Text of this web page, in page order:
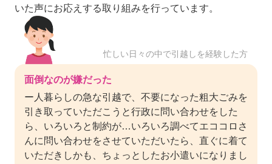
いた声にお応えする取り組みを行っています。
面倒なのが嫌だった
ー人暮らしの急な引越で、不要になった粗大ごみを
引き取っていただこうと行政に問い合わせをした
ら、いろいろと制約が…いろいろ調べてエココロさ
んに問い合わせをさせていただいたら、直ぐに着て
いただきしかも、ちょっとしたお小遣いになりまし
忙しい日々の中で引越しを経験した方